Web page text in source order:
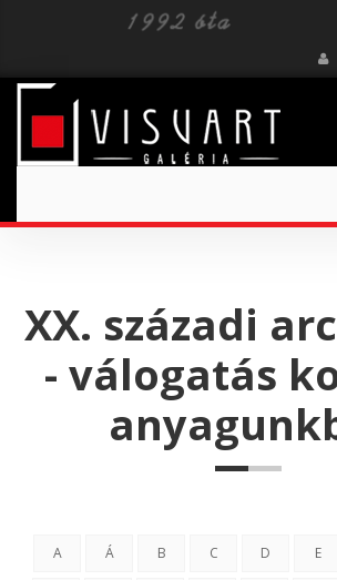
XX. századi
- válogatás
A Á B C D E